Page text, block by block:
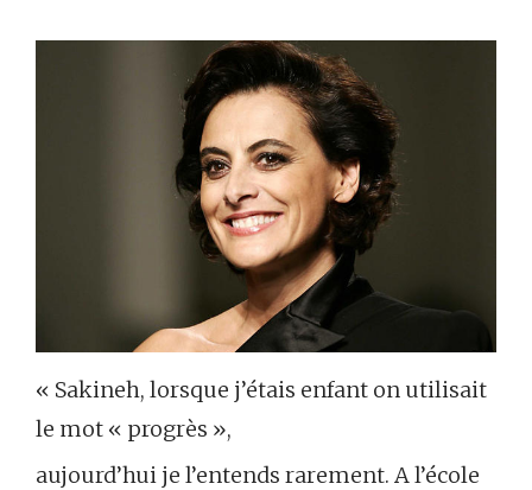
« Sakineh, lorsque j’étais enfant on utilisait
le mot « progrès »,
aujourd’hui je l’entends rarement. A l’école